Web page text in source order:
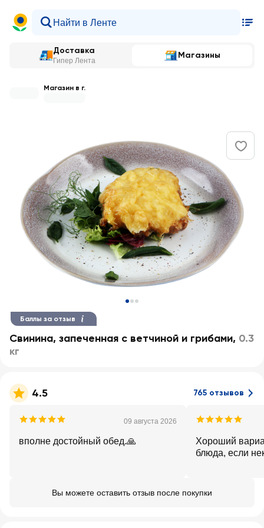
Доставка
Гипер Лента
Магазины
Магазин в г.
Баллы за отзыв
Свинина, запеченная с ветчиной и грибами, 0.3
кг
4.5 765 отзывов
09 августа 2026
вполне достойный обед.🙏
Хороший
блюда, если
Вы можете оставить отзыв после покупки